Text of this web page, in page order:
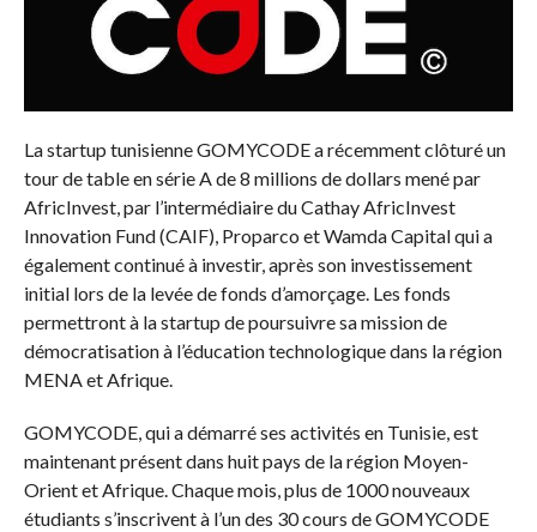
La startup tunisienne GOMYCODE a récemment clôturé un
tour de table en série A de 8 millions de dollars mené par
AfricInvest, par l’intermédiaire du Cathay AfricInvest
Innovation Fund (CAIF), Proparco et Wamda Capital qui a
également continué à investir, après son investissement
initial lors de la levée de fonds d’amorçage. Les fonds
permettront à la startup de poursuivre sa mission de
démocratisation à l’éducation technologique dans la région
MENA et Afrique.
GOMYCODE, qui a démarré ses activités en Tunisie, est
maintenant présent dans huit pays de la région Moyen-
Orient et Afrique. Chaque mois, plus de 1000 nouveaux
étudiants s’inscrivent à l’un des 30 cours de GOMYCODE